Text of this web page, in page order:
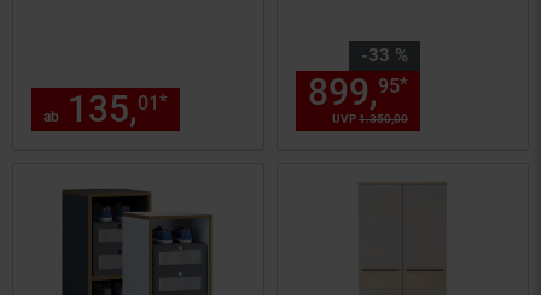
ab 135,01* € Sternchen
Eiche-Nb./Weiß
-33 %
Sie Sparen 33 Prozent,
UVP1.350,00
899,95*